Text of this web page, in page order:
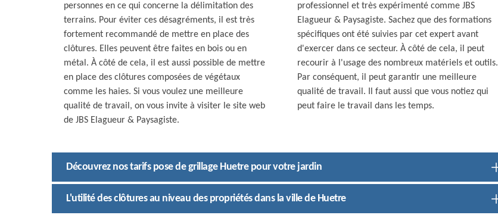
personnes en ce qui concerne la délimitation des
terrains. Pour éviter ces désagréments, il est très
fortement recommandé de mettre en place des
clôtures. Elles peuvent être faites en bois ou en
métal. À côté de cela, il est aussi possible de mettre
en place des clôtures composées de végétaux
comme les haies. Si vous voulez une meilleure
qualité de travail, on vous invite à visiter le site web
de JBS Elagueur & Paysagiste.
professionnel et très expérimenté comme JBS
Elagueur & Paysagiste. Sachez que des formations
spécifiques ont été suivies par cet expert avant
d'exercer dans ce secteur. À côté de cela, il peut
recourir à l'usage des nombreux matériels et outils.
Par conséquent, il peut garantir une meilleure
qualité de travail. Il faut aussi que vous notiez qui
peut faire le travail dans les temps.
Découvrez nos tarifs pose de grillage Huetre pour votre jardin
L'utilité des clôtures au niveau des propriétés dans la ville de Huetre